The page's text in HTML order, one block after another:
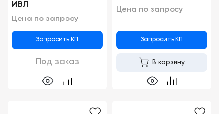
ИВЛ
Цена по запросу
Запросить КП
Под заказ
Цена по запросу
Запросить КП
В корзину